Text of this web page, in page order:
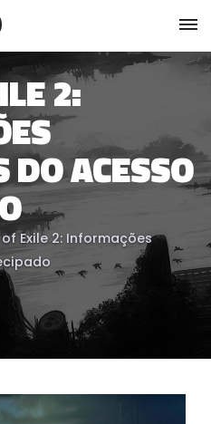
2:
DO ACESSO
Exile 2: Informações